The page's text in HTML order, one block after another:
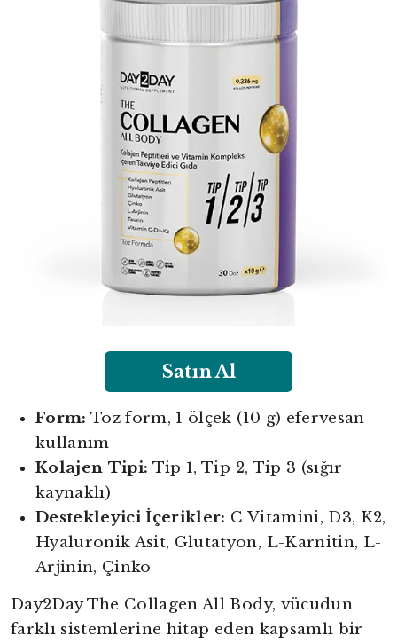
Satın Al
Form: Toz form, 1 ölçek (10 g) efervesan
kullanım
Kolajen Tipi: Tip 1, Tip 2, Tip 3 (sığır
kaynaklı)
Destekleyici İçerikler: C Vitamini, D3, K2,
Hyaluronik Asit, Glutatyon, L-Karnitin, L-
Arjinin, Çinko
Day2Day The Collagen All Body, vücudun
farklı sistemlerine hitap eden kapsamlı bir